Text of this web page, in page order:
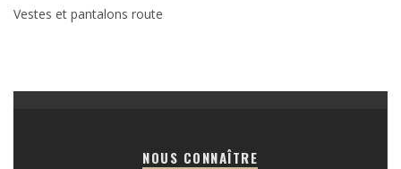
Vestes et pantalons route
NOUS CONNAÎTRE